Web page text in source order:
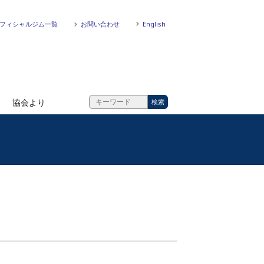
ィシャルジム一覧 お問い合わせ English
協会より